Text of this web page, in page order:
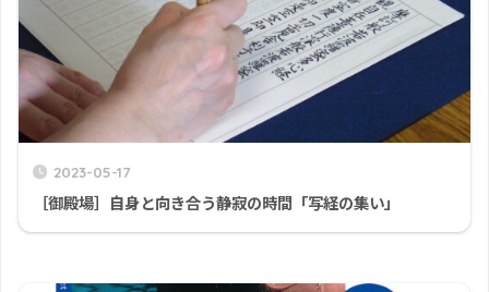
2023-05-17
［御殿場］自身と向き合う静寂の時間「写経の集い」